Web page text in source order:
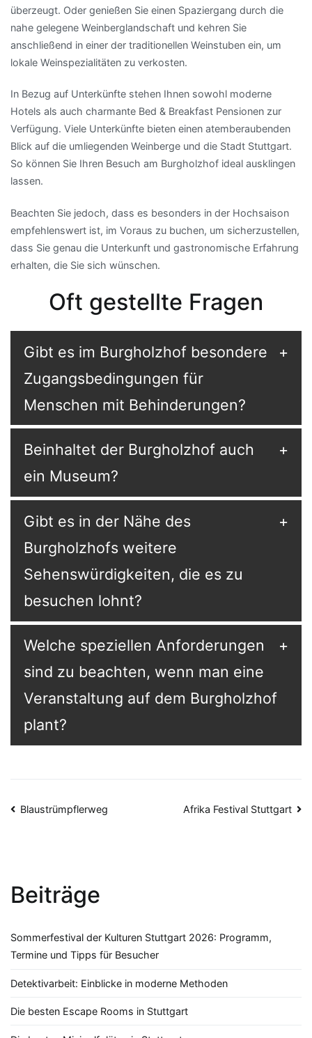
überzeugt. Oder genießen Sie einen Spaziergang durch die
nahe gelegene Weinberglandschaft und kehren Sie
anschließend in einer der traditionellen Weinstuben ein, um
lokale Weinspezialitäten zu verkosten.
In Bezug auf Unterkünfte stehen Ihnen sowohl moderne
Hotels als auch charmante Bed & Breakfast Pensionen zur
Verfügung. Viele Unterkünfte bieten einen atemberaubenden
Blick auf die umliegenden Weinberge und die Stadt Stuttgart.
So können Sie Ihren Besuch am Burgholzhof ideal ausklingen
lassen.
Beachten Sie jedoch, dass es besonders in der Hochsaison
empfehlenswert ist, im Voraus zu buchen, um sicherzustellen,
dass Sie genau die Unterkunft und gastronomische Erfahrung
erhalten, die Sie sich wünschen.
Oft gestellte Fragen
Gibt es im Burgholzhof besondere
Zugangsbedingungen für
Menschen mit Behinderungen?
Beinhaltet der Burgholzhof auch
ein Museum?
Gibt es in der Nähe des
Burgholzhofs weitere
Sehenswürdigkeiten, die es zu
besuchen lohnt?
Welche speziellen Anforderungen
sind zu beachten, wenn man eine
Veranstaltung auf dem Burgholzhof
plant?
Beitragsnavigation
Blaustrümpflerweg Afrika Festival Stuttgart
Beiträge
Sommerfestival der Kulturen Stuttgart 2026: Programm,
Termine und Tipps für Besucher
Detektivarbeit: Einblicke in moderne Methoden
Die besten Escape Rooms in Stuttgart